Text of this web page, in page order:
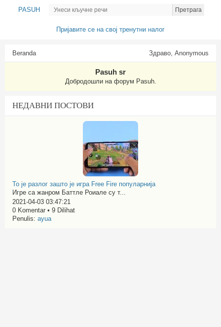
PASUH Претрага
Пријавите се на свој тренутни налог
Beranda Здраво, Anonymous
Pasuh sr
Добродошли на форум Pasuh.
НЕДАВНИ ПОСТОВИ
То је разлог зашто је игра Free Fire популарнија
Игре са жанром Баттле Роиале су т...
2021-04-03 03:47:21
0 Komentar • 9 Dilihat
Penulis: ayua